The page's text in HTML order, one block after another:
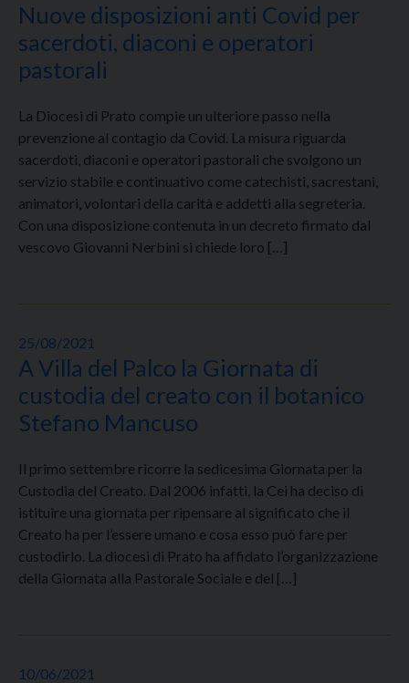
Nuove disposizioni anti Covid per
sacerdoti, diaconi e operatori
pastorali
La Diocesi di Prato compie un ulteriore passo nella
prevenzione al contagio da Covid. La misura riguarda
sacerdoti, diaconi e operatori pastorali che svolgono un
servizio stabile e continuativo come catechisti, sacrestani,
animatori, volontari della carità e addetti alla segreteria.
Con una disposizione contenuta in un decreto firmato dal
vescovo Giovanni Nerbini si chiede loro […]
25/08/2021
A Villa del Palco la Giornata di
custodia del creato con il botanico
Stefano Mancuso
Il primo settembre ricorre la sedicesima Giornata per la
Custodia del Creato. Dal 2006 infatti, la Cei ha deciso di
istituire una giornata per ripensare al significato che il
Creato ha per l’essere umano e cosa esso può fare per
custodirlo. La diocesi di Prato ha affidato l’organizzazione
della Giornata alla Pastorale Sociale e del […]
10/06/2021